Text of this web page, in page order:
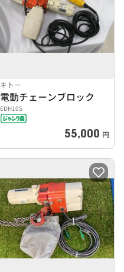
キトー
電動チェーンブロック
EDH10S
55,000 円